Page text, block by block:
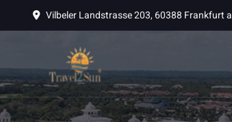
Vilbeler Landstrasse 203, 60388 Frankfurt